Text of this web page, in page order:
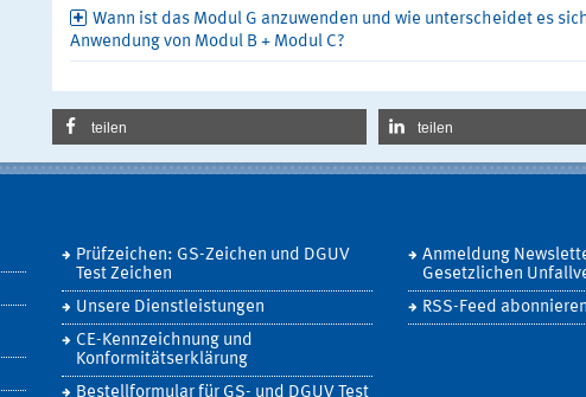
Wann ist das Modul G anzuwenden und wie unterscheidet es
Anwendung von Modul B + Modul C?
teilen teilen
Prüfzeichen: GS-Zeichen und DGUV
Test Zeichen
Unsere Dienstleistungen
CE-Kennzeichnung und
Konformitätserklärung
Bestellformular für GS- und DGUV Test
Anmeldung
Gesetzlichen
RSS-Feed abonnieren